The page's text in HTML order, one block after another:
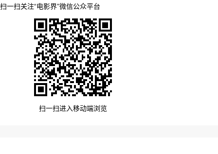
扫一扫关注“电影界”微信公众平台
扫一扫进入移动端浏览